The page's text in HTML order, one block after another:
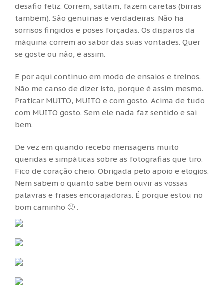
desafio feliz. Correm, saltam, fazem caretas (birras
também). São genuínas e verdadeiras. Não há
sorrisos fingidos e poses forçadas. Os disparos da
máquina correm ao sabor das suas vontades. Quer
se goste ou não, é assim.
E por aqui continuo em modo de ensaios e treinos.
Não me canso de dizer isto, porque é assim mesmo.
Praticar MUITO, MUITO e com gosto. Acima de tudo
com MUITO gosto. Sem ele nada faz sentido e sai
bem.
De vez em quando recebo mensagens muito
queridas e simpáticas sobre as fotografias que tiro.
Fico de coração cheio. Obrigada pelo apoio e elogios.
Nem sabem o quanto sabe bem ouvir as vossas
palavras e frases encorajadoras. É porque estou no
bom caminho 🙂 .